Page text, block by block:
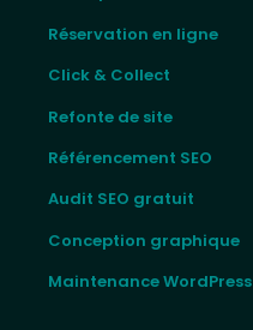
Réservation en ligne
Click & Collect
Refonte de site
Référencement SEO
Audit SEO gratuit
Conception graphique
Maintenance WordPress